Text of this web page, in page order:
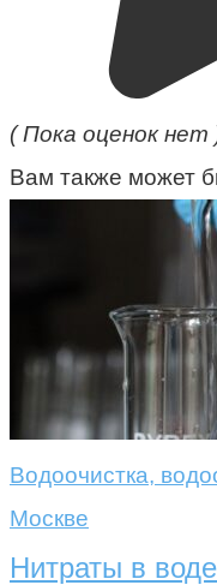
( Пока оценок нет
Вам также может
Водоочистка,
Москве
Нитраты в